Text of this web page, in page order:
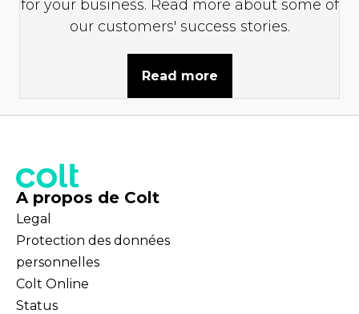
for your business. Read more about some of
our customers' success stories.
Read more
A propos de Colt
Legal
Protection des données
personnelles
Colt Online
Status